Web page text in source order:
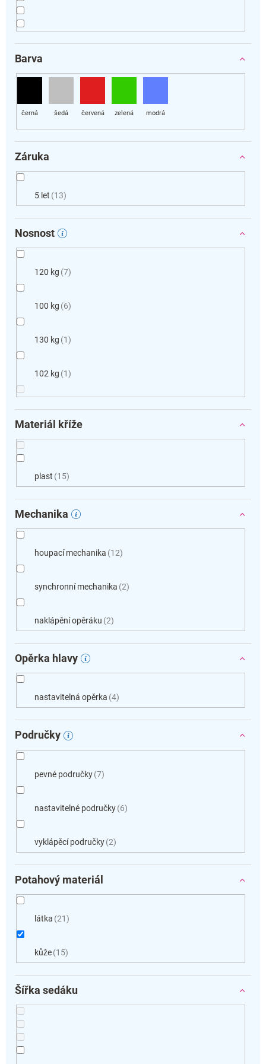
Barva
Záruka
5 let 13
Nosnost
120 kg 7
100 kg 6
130 kg 1
102 kg 1
Materiál kříže
plast 15
Mechanika
houpací mechanika 12
synchronní mechanika 2
naklápění opěráku 2
Opěrka hlavy
nastavitelná opěrka 4
Područky
pevné područky 7
nastavitelné područky 6
vyklápěcí područky 2
Potahový materiál
látka 21
kůže 15
Šířka sedáku